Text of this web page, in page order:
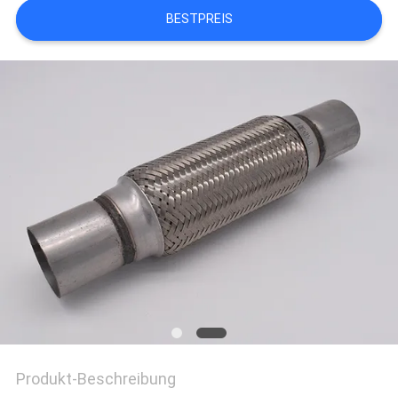
PRIVACY
BESTPREIS
Produkt-Beschreibung